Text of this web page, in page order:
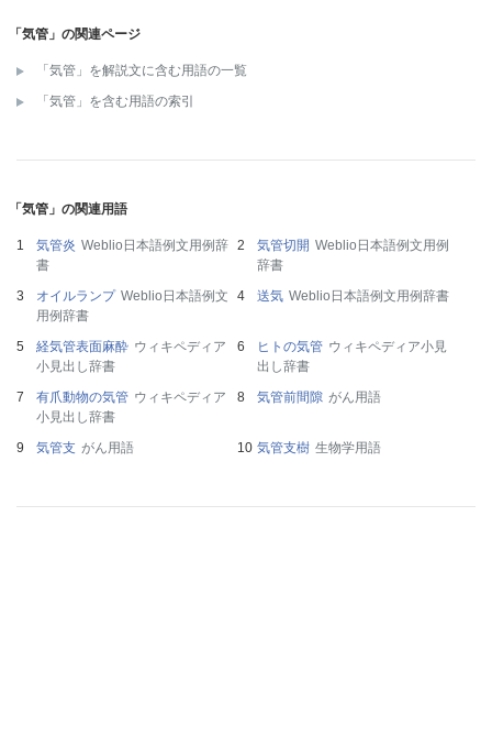
「気管」の関連ページ
「気管」を解説文に含む用語の一覧
「気管」を含む用語の索引
「気管」の関連用語
気管炎 Weblio日本語例文用例辞
書
気管切開 Weblio日本語例文用例
辞書
オイルランプ Weblio日本語例文
用例辞書
送気 Weblio日本語例文用例辞書
経気管表面麻酔 ウィキペディア
小見出し辞書
ヒトの気管 ウィキペディア小見
出し辞書
有爪動物の気管 ウィキペディア
小見出し辞書
気管前間隙 がん用語
気管支 がん用語 気管支樹 生物学用語